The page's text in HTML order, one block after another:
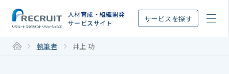
人材育成・組織開発
サービスサイト
サービスを探す
執筆者 井上 功